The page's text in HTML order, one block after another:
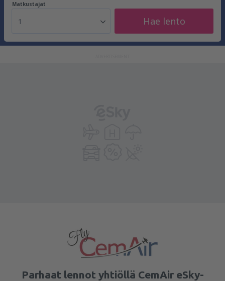
Matkustajat
1 Hae lento
Parhaat lennot yhtiöllä CemAir eSky-